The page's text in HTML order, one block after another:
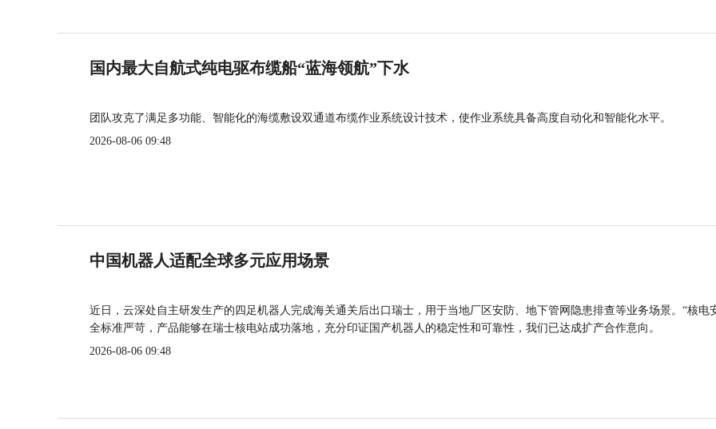
国内最大自航式纯电驱布缆船“蓝海领航”下水
团队攻克了满足多功能、智能化的海缆敷设双通道布缆作业系统设计技术，使作业系统具备高度自动化和智能化水平。
2026-08-06 09:48
中国机器人适配全球多元应用场景
近日，云深处自主研发生产的四足机器人完成海关通关后出口瑞士，用于当地厂区安防、地下管网隐患排查等业务场景。“核电
全标准严苛，产品能够在瑞士核电站成功落地，充分印证国产机器人的稳定性和可靠性，我们已达成扩产合作意向。
2026-08-06 09:48